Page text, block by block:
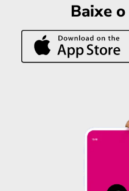
Baixe